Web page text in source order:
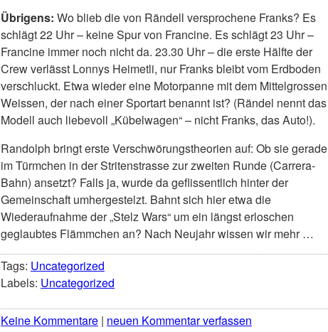
Übrigens: Wo blieb die von Rändell versprochene Franks? Es
schlägt 22 Uhr – keine Spur von Francine. Es schlägt 23 Uhr –
Francine immer noch nicht da. 23.30 Uhr – die erste Hälfte der
Crew verlässt Lonnys Heimetli, nur Franks bleibt vom Erdboden
verschluckt. Etwa wieder eine Motorpanne mit dem Mittelgrossen
Weissen, der nach einer Sportart benannt ist? (Rändel nennt das
Modell auch liebevoll „Kübelwagen“ – nicht Franks, das Auto!).
Randolph bringt erste Verschwörungstheorien auf: Ob sie gerade
im Türmchen in der Stritenstrasse zur zweiten Runde (Carrera-
Bahn) ansetzt? Falls ja, wurde da geflissentlich hinter der
Gemeinschaft umhergestelzt. Bahnt sich hier etwa die
Wiederaufnahme der „Stelz Wars“ um ein längst erloschen
geglaubtes Flämmchen an? Nach Neujahr wissen wir mehr …
Tags: Uncategorized
Labels: Uncategorized
Keine Kommentare | neuen Kommentar verfassen